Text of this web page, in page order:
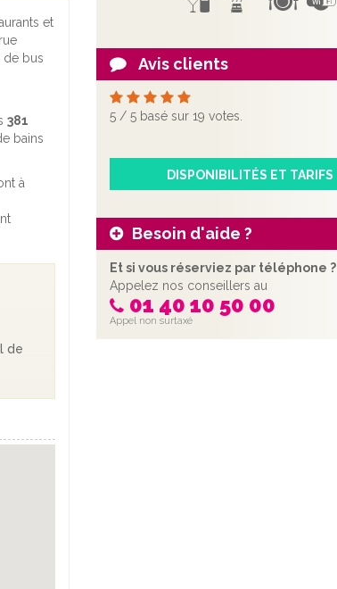
Avis clients
5 / 5 basé sur 19 votes.
DISPONIBILITÉS ET TARIFS
Besoin d'aide ?
Et si vous réserviez par téléphone ?
Appelez nos conseillers au
01 40 10 50 00
Appel non surtaxé
et
de bus
381
bains
à
de